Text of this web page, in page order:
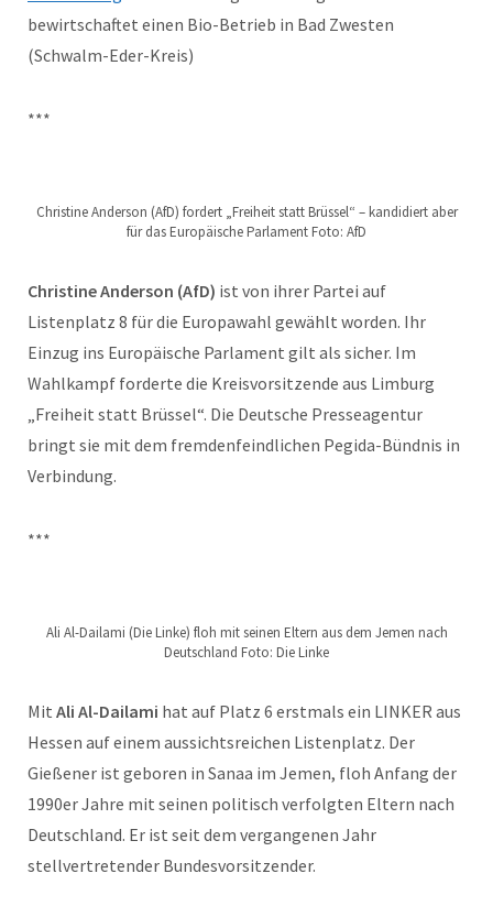
bewirtschaftet einen Bio-Betrieb in Bad Zwesten
(Schwalm-Eder-Kreis)
***
Christine Anderson (AfD) fordert „Freiheit statt Brüssel“ – kandidiert aber
für das Europäische Parlament Foto: AfD
Christine Anderson (AfD) ist von ihrer Partei auf
Listenplatz 8 für die Europawahl gewählt worden. Ihr
Einzug ins Europäische Parlament gilt als sicher. Im
Wahlkampf forderte die Kreisvorsitzende aus Limburg
„Freiheit statt Brüssel“. Die Deutsche Presseagentur
bringt sie mit dem fremdenfeindlichen Pegida-Bündnis in
Verbindung.
***
Ali Al-Dailami (Die Linke) floh mit seinen Eltern aus dem Jemen nach
Deutschland Foto: Die Linke
Mit Ali Al-Dailami hat auf Platz 6 erstmals ein LINKER aus
Hessen auf einem aussichtsreichen Listenplatz. Der
Gießener ist geboren in Sanaa im Jemen, floh Anfang der
1990er Jahre mit seinen politisch verfolgten Eltern nach
Deutschland. Er ist seit dem vergangenen Jahr
stellvertretender Bundesvorsitzender.